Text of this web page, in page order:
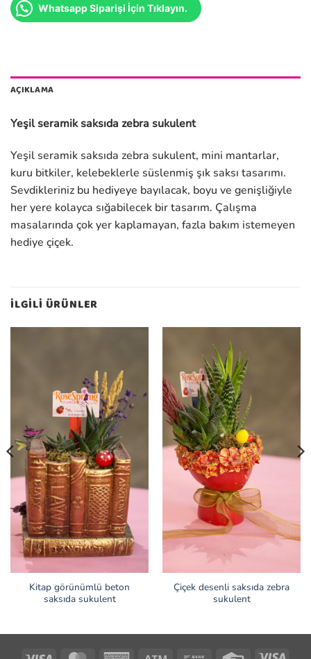
Whatsapp Siparişi İçin Tıklayın.
AÇIKLAMA
Yeşil seramik saksıda zebra sukulent
Yeşil seramik saksıda zebra sukulent, mini mantarlar,
kuru bitkiler, kelebeklerle süslenmiş şık saksı tasarımı.
Sevdikleriniz bu hediyeye bayılacak, boyu ve genişliğiyle
her yere kolayca sığabilecek bir tasarım. Çalışma
masalarında çok yer kaplamayan, fazla bakım istemeyen
hediye çiçek.
İLGILI ÜRÜNLER
Kitap görünümlü beton
saksıda sukulent
Çiçek desenli saksıda zebra
sukulent